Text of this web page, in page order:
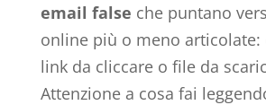
email false che puntano
online più o meno articolate:
link da cliccare o file da
Attenzione a cosa fai